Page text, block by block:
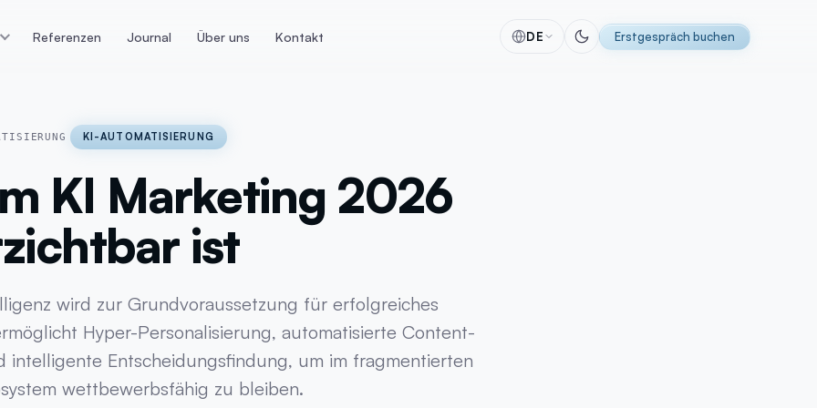
Technologien
Shopify
Webshop Lösungen
WooCommerce
E-Commerce Tracking
Google Tracking
Referenzen Journal Über uns Kontakt DE Erstgespräch buchen
KI-AUTOMATISIERUNG
KI Marketing 2026
ist
wird zur Grundvoraussetzung für erfolgreiches
Hyper-Personalisierung, automatisierte Content-
intelligente Entscheidungsfindung, um im fragmentierten
wettbewerbsfähig zu bleiben.